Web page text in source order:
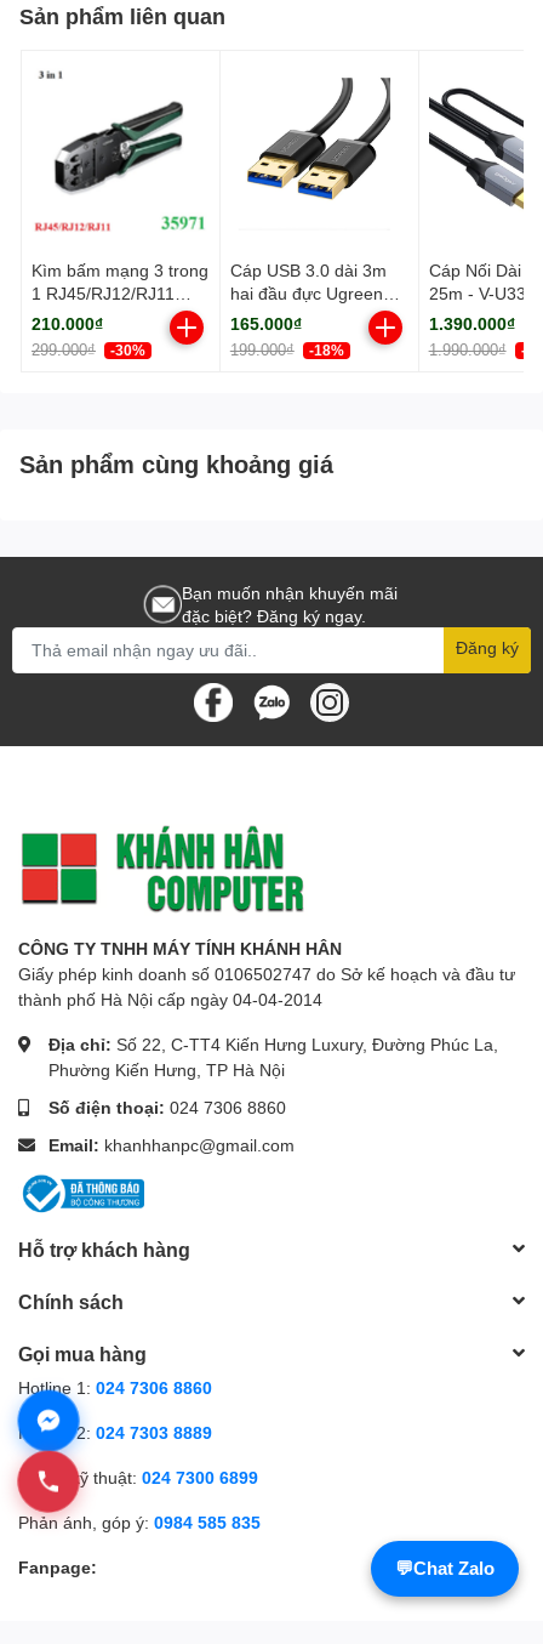
Sản phẩm liên quan
Kìm bấm mạng 3 trong
1 RJ45/RJ12/RJ11
Cat5, Cat5e, Cat6
Ugreen 35971
210.000₫
299.000₫ -30%
Cáp USB 3.0 dài 3m
hai đầu đực Ugreen
(90576)
165.000₫
199.000₫ -18%
Cáp Nối Dài
25m - V-U334
1.390.000₫
1.990.000₫ -
Sản phẩm cùng khoảng giá
Bạn muốn nhận khuyến mãi
đặc biệt? Đăng ký ngay.
Đăng ký
CÔNG TY TNHH MÁY TÍNH KHÁNH HÂN
Giấy phép kinh doanh số 0106502747 do Sở kế hoạch và đầu tư
thành phố Hà Nội cấp ngày 04-04-2014
Địa chỉ: Số 22, C-TT4 Kiến Hưng Luxury, Đường Phúc La,
Phường Kiến Hưng, TP Hà Nội
Số điện thoại: 024 7306 8860
Email: khanhhanpc@gmail.com
Hỗ trợ khách hàng
Chính sách
Gọi mua hàng
Hotline 1: 024 7306 8860
Hotline 2: 024 7303 8889
Hỗ trợ kỹ thuật: 024 7300 6899
Phản ánh, góp ý: 0984 585 835
Fanpage: 💬Chat Zalo